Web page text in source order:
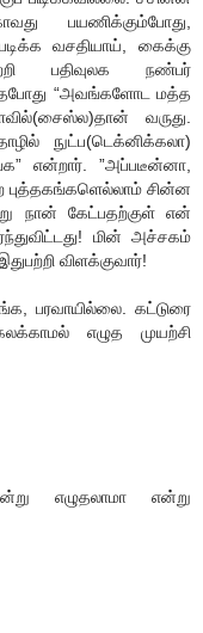
பயணிக்கும்போது,
வசதியாய், கைக்கு
பதிவுலக நண்பர்
“அவங்களோட மத்த
வருது.
நுட்ப(டெக்னிக்கலா)
என்றார். ”அப்படீன்னா,
புத்தகங்களெல்லாம் சின்ன
நான் கேட்பதற்குள் என்
மின் அச்சகம்
விளக்குவார்!
பரவாயில்லை. கட்டுரை
எழுத முயற்சி
எழுதலாமா என்று